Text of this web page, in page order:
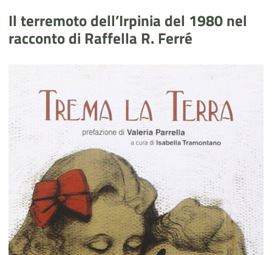
Condividi su LinkedIn
Il terremoto dell’Irpinia del 1980 nel
racconto di Raffella R. Ferré